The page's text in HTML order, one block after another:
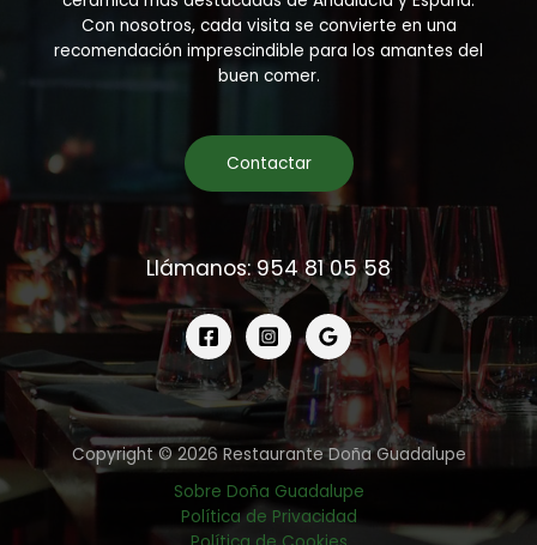
Con nosotros, cada visita se convierte en una
recomendación imprescindible para los amantes del
buen comer.
Contactar
Llámanos: 954 81 05 58
Copyright © 2026 Restaurante Doña Guadalupe
Sobre Doña Guadalupe
Política de Privacidad